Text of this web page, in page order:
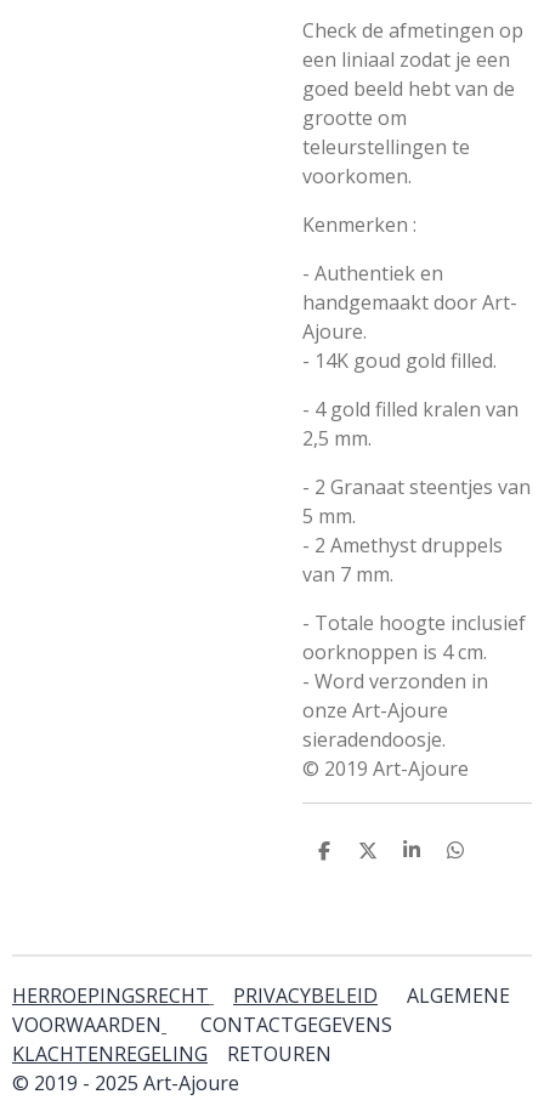
Check de afmetingen op
een liniaal zodat je een
goed beeld hebt van de
grootte om
teleurstellingen te
voorkomen.
Kenmerken :
- Authentiek en
handgemaakt door Art-
Ajoure.
- 14K goud gold filled.
- 4 gold filled kralen van
2,5 mm.
- 2 Granaat steentjes van
5 mm.
- 2 Amethyst druppels
van 7 mm.
- Totale hoogte inclusief
oorknoppen is 4 cm.
- Word verzonden in
onze Art-Ajoure
sieradendoosje.
© 2019 Art-Ajoure
D
D
S
D
HERROEPINGSRECHT PRIVACYBELEID
ALGEMENE
VOORWAARDEN
CONTACTGEGEVENS
KLACHTENREGELING
RETOUREN
© 2019 - 2025 Art-Ajoure